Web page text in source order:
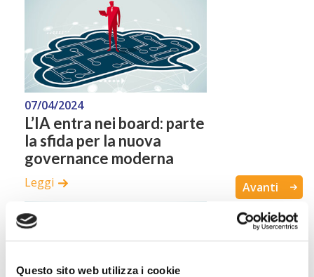
Questo sito web utilizza i cookie
07/04/2024
L’IA entra nei board: parte
la sfida per la nuova
governance moderna
Leggi Avanti